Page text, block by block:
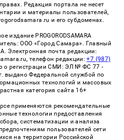
Редакция портала не несет
и материалы пользователей,
и его субдоменах.
издание PROGORODSAMARA
ООО «Город Самара». Главный
Электронная почта редакции:
телефон редакции:+7 (987)
о регистрации СМИ: ЭЛ № ФС 77 -
выдано Федеральной службой по
технологий и массовых
категория сайта 16+
применяются рекомендательные
технологии предоставления
систематизации и анализа
пользователей сети
на территории Российской